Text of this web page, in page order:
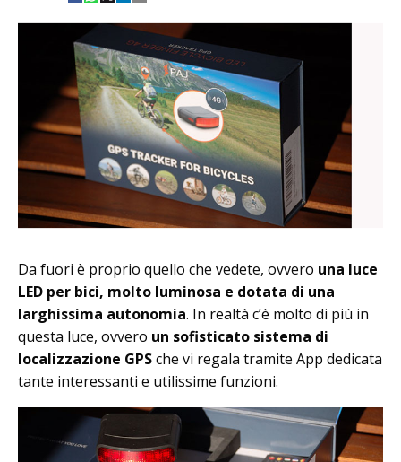
Da fuori è proprio quello che vedete, ovvero una luce
LED per bici, molto luminosa e dotata di una
larghissima autonomia. In realtà c’è molto di più in
questa luce, ovvero un sofisticato sistema di
localizzazione GPSche vi regala tramite App dedicata
tante interessanti e utilissime funzioni.